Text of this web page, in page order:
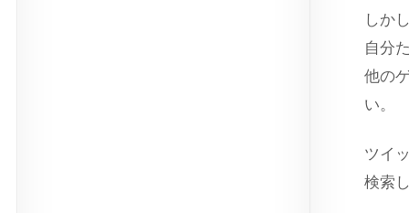
しか
自分
他の
い。
ツイ
検索